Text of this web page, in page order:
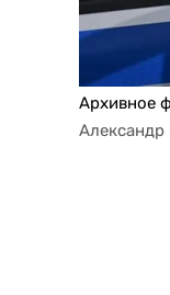
Архивное